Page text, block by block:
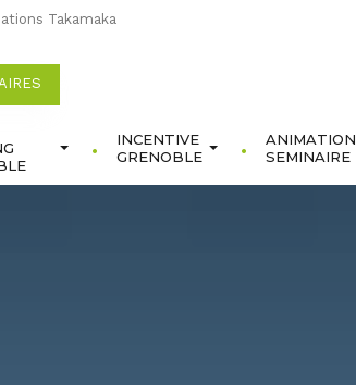
Takamaka
INCENTIVE
GRENOBLE
ANIMATION
SEMINAIRE